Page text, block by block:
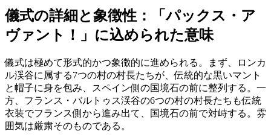
儀式の詳細と象徴性：「パックス・ア
ヴァント！」に込められた意味
儀式は極めて形式的かつ象徴的に進められる。まず、ロンカ
ル渓谷に属する7つの村の村長たちが、伝統的な黒いマント
と帽子に身を包み、スペイン側の国境石の前に整列する。一
方、フランス・バルトゥス渓谷の6つの村の村長たちも伝統
衣装でフランス側から進み出て、国境石の前で対峙する。雰
囲気は厳粛そのものである。